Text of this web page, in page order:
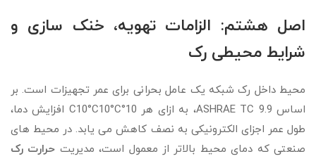
اصل هشتم: الزامات تهویه، خنک سازی و
شرایط محیطی رک
محیط داخل رک شبکه یک عامل بحرانی برای عمر تجهیزات است. بر
اساس ASHRAE TC 9.9، به ازای هر
10°C10°C
10°C
افزایش دما،
طول عمر اجزای الکترونیکی به نصف کاهش می یابد. در محیط های
صنعتی که دمای محیط بالاتر از معمول است، مدیریت حرارت رک